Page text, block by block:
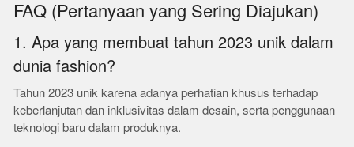
FAQ (Pertanyaan yang Sering Diajukan)
1. Apa yang membuat tahun 2023 unik dalam
dunia fashion?
Tahun 2023 unik karena adanya perhatian khusus terhadap
keberlanjutan dan inklusivitas dalam desain, serta penggunaan
teknologi baru dalam produknya.